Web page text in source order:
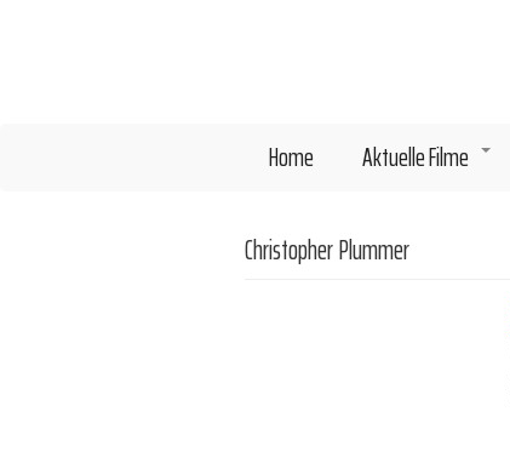
Home +
Aktuelle Filme
Christopher Plummer